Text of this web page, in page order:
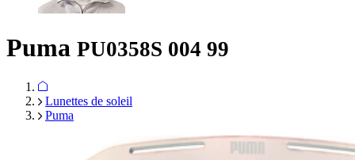
Puma PU0358S 004 99
Lunettes de soleil
Puma